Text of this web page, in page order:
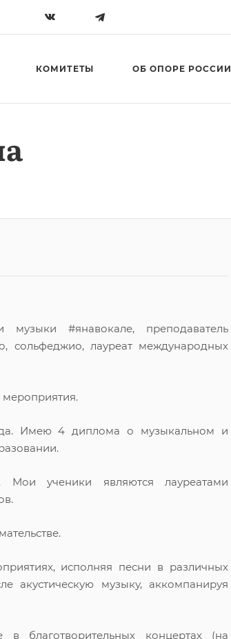
КОМИТЕТЫ ОБ ОПОРЕ РОССИИ
музыки #янавокале, преподаватель
сольфеджио, лауреат международных
Имею 4 диплома о музыкальном и
Мои ученики являются лауреатами
исполняя песни в различных
акустическую музыку, аккомпанируя
в благотворительных концертах (на